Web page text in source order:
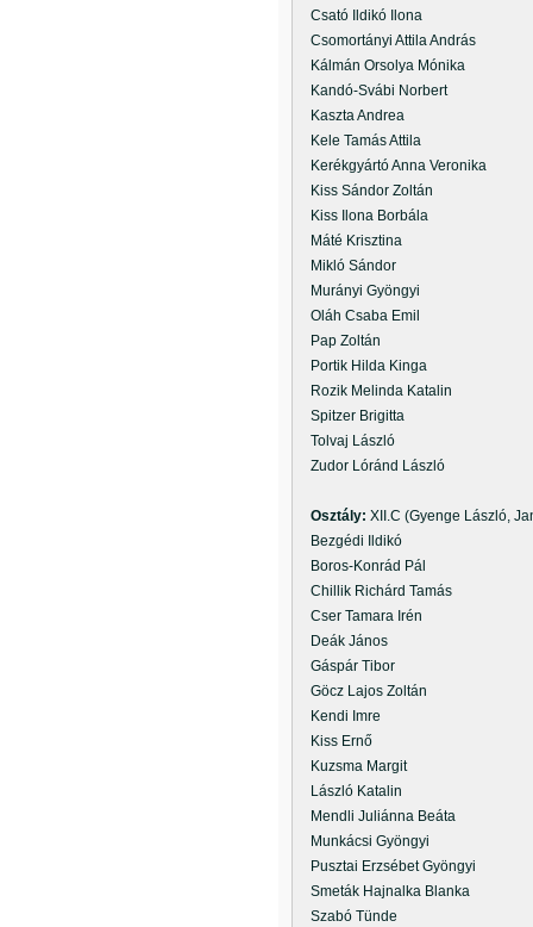
Csató Ildikó Ilona
Csomortányi Attila András
Kálmán Orsolya Mónika
Kandó-Svábi Norbert
Kaszta Andrea
Kele Tamás Attila
Kerékgyártó Anna Veronika
Kiss Sándor Zoltán
Kiss Ilona Borbála
Máté Krisztina
Mikló Sándor
Murányi Gyöngyi
Oláh Csaba Emil
Pap Zoltán
Portik Hilda Kinga
Rozik Melinda Katalin
Spitzer Brigitta
Tolvaj László
Zudor Lóránd László
Osztály: XII.C (Gyenge László,
Bezgédi Ildikó
Boros-Konrád Pál
Chillik Richárd Tamás
Cser Tamara Irén
Deák János
Gáspár Tibor
Göcz Lajos Zoltán
Kendi Imre
Kiss Ernő
Kuzsma Margit
László Katalin
Mendli Juliánna Beáta
Munkácsi Gyöngyi
Pusztai Erzsébet Gyöngyi
Smeták Hajnalka Blanka
Szabó Tünde